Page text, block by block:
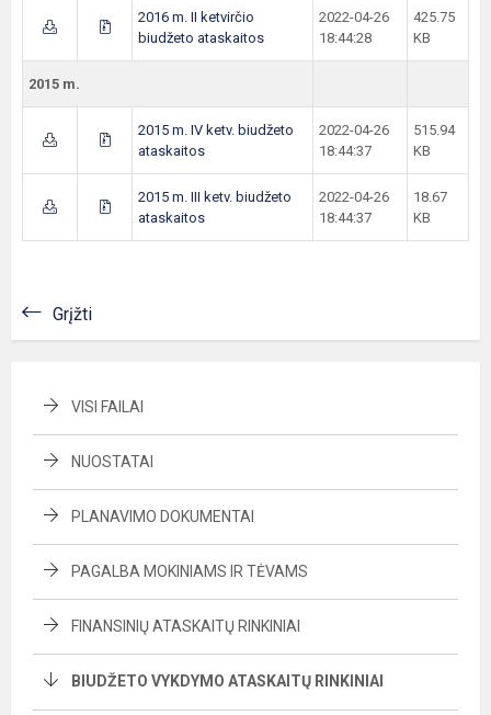
2016 m. II ketvirčio
biudžeto ataskaitos
2022-04-26
18:44:28
425.75
KB
2015 m.
2015 m. IV ketv. biudžeto
ataskaitos
2022-04-26
18:44:37
515.94
KB
2015 m. III ketv. biudžeto
ataskaitos
2022-04-26
18:44:37
18.67
KB
Grįžti
VISI FAILAI
NUOSTATAI
PLANAVIMO DOKUMENTAI
PAGALBA MOKINIAMS IR TĖVAMS
FINANSINIŲ ATASKAITŲ RINKINIAI
BIUDŽETO VYKDYMO ATASKAITŲ RINKINIAI